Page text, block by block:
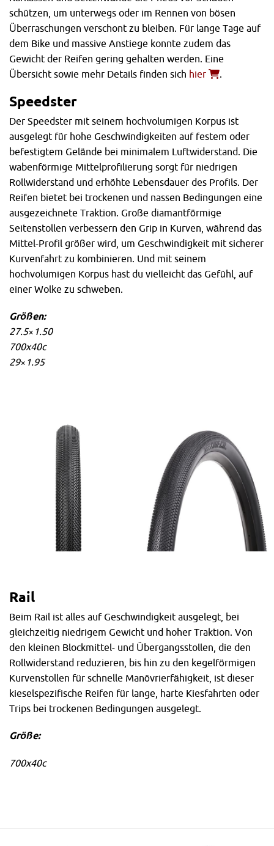
schützen, um unterwegs oder im Rennen von bösen
Überraschungen verschont zu bleiben. Für lange Tage auf
dem Bike und massive Anstiege konnte zudem das
Gewicht der Reifen gering gehalten werden. Eine
Übersicht sowie mehr Details finden sich hier .
Speedster
Der Speedster mit seinem hochvolumigen Korpus ist
ausgelegt für hohe Geschwindigkeiten auf festem oder
befestigtem Gelände bei minimalem Luftwiderstand. Die
wabenförmige Mittelprofilierung sorgt für niedrigen
Rollwiderstand und erhöhte Lebensdauer des Profils. Der
Reifen bietet bei trockenen und nassen Bedingungen eine
ausgezeichnete Traktion. Große diamantförmige
Seitenstollen verbessern den Grip in Kurven, während das
Mittel-Profil größer wird, um Geschwindigkeit mit sicherer
Kurvenfahrt zu kombinieren. Und mit seinem
hochvolumigen Korpus hast du vielleicht das Gefühl, auf
einer Wolke zu schweben.
Größen:
27.5×1.50
700x40c
29×1.95
Rail
Beim Rail ist alles auf Geschwindigkeit ausgelegt, bei
gleichzeitig niedrigem Gewicht und hoher Traktion. Von
den kleinen Blockmittel- und Übergangsstollen, die den
Rollwiderstand reduzieren, bis hin zu den kegelförmigen
Kurvenstollen für schnelle Manövrierfähigkeit, ist dieser
kieselspezifische Reifen für lange, harte Kiesfahrten oder
Trips bei trockenen Bedingungen ausgelegt.
Größe:
700x40c